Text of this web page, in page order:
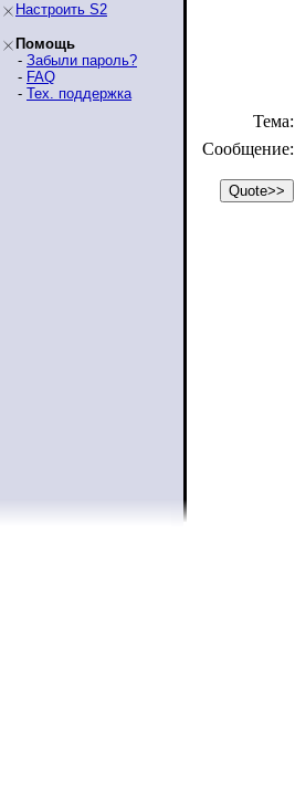
Настроить S2
Помощь
- Забыли пароль?
- FAQ
- Тех. поддержка
Тема:
Сообщение: